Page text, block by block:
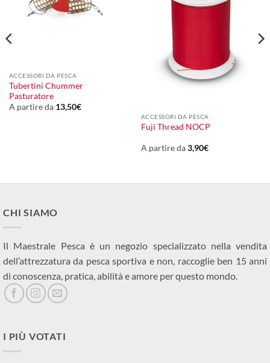
ACCESSORI DA PESCA
Tubertini Chummer
Pasturatore
A partire da 13,50€
ACCESSORI DA PESCA
Fuji Thread NOCP
A partire da3,90€
CHI SIAMO
Il Maestrale Pesca è un negozio specializzato nella vendita
dell’attrezzatura da pesca sportiva e non, raccoglie ben 15 anni
di conoscenza, pratica, abilità e amore per questo mondo.
I PIÙ VOTATI